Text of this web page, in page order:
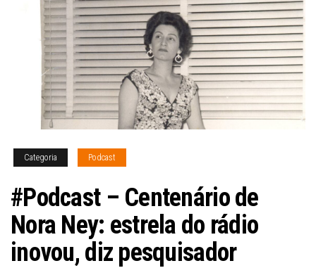
Categoria Podcast
#Podcast – Centenário de
Nora Ney: estrela do rádio
inovou, diz pesquisador